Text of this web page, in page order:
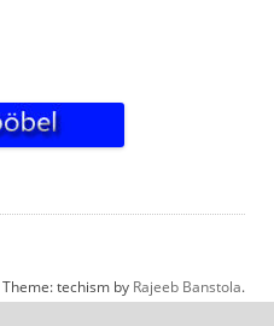
Theme: techism by Rajeeb Banstola.